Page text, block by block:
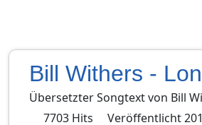
Bill Withers -
Übersetzter Songtext von Bill
7703 Hits Veröffentlicht